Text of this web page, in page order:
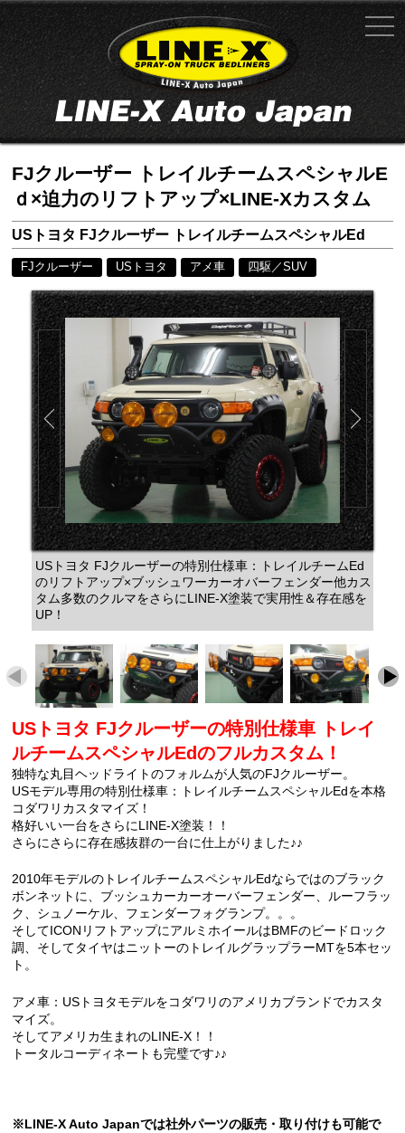
FJクルーザー トレイルチームスペシャルE
ｄ×迫力のリフトアップ×LINE-Xカスタム
USトヨタ FJクルーザー トレイルチームスペシャルEd
FJクルーザー USトヨタ アメ車 四駆／SUV
USトヨタ FJクルーザーの特別仕様車：トレイルチームEd
のリフトアップ×ブッシュワーカーオバーフェンダー他カス
タム多数のクルマをさらにLINE-X塗装で実用性＆存在感を
UP！
USトヨタ FJクルーザーの特別仕様車 トレイ
ルチームスペシャルEdのフルカスタム！
独特な丸目ヘッドライトのフォルムが人気のFJクルーザー。
USモデル専用の特別仕様車：トレイルチームスペシャルEdを本格
コダワリカスタマイズ！
格好いい一台をさらにLINE-X塗装！！
さらにさらに存在感抜群の一台に仕上がりました♪♪
2010年モデルのトレイルチームスペシャルEdならではのブラック
ボンネットに、ブッシュカーカーオーバーフェンダー、ルーフラッ
ク、シュノーケル、フェンダーフォグランプ。。。
そしてICONリフトアップにアルミホイールはBMFのビードロック
調、そしてタイヤはニットーのトレイルグラップラーMTを5本セッ
ト。
アメ車：USトヨタモデルをコダワリのアメリカブランドでカスタ
マイズ。
そしてアメリカ生まれのLINE-X！！
トータルコーディネートも完璧です♪♪
※LINE-X Auto Japanでは社外パーツの販売・取り付けも可能で